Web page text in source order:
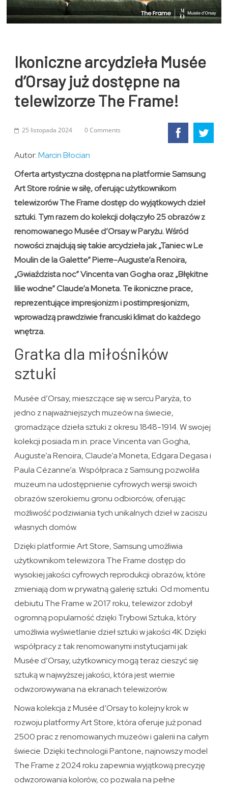
Ikoniczne arcydzieła Musée
d’Orsay już dostępne na
telewizorze The Frame!
25 listopada 2024 0 Comments
Autor:Marcin Błocian
Oferta artystyczna dostępna na platformie Samsung
Art Store rośnie w siłę, oferując użytkownikom
telewizorów The Frame dostęp do wyjątkowych dzieł
sztuki. Tym razem do kolekcji dołączyło 25 obrazów z
renomowanego Musée d’Orsay w Paryżu. Wśród
nowości znajdują się takie arcydzieła jak „Taniec w Le
Moulin de la Galette” Pierre-Auguste’a Renoira,
„Gwiaździsta noc” Vincenta van Gogha oraz „Błękitne
lilie wodne” Claude’a Moneta. Te ikoniczne prace,
reprezentujące impresjonizm i postimpresjonizm,
wprowadzą prawdziwie francuski klimat do każdego
wnętrza.
Gratka dla miłośników
sztuki
Musée d’Orsay, mieszczące się w sercu Paryża, to
jedno z najważniejszych muzeów na świecie,
gromadzące dzieła sztuki z okresu 1848-1914. W swojej
kolekcji posiada m.in. prace Vincenta van Gogha,
Auguste’a Renoira, Claude’a Moneta, Edgara Degasa i
Paula Cézanne’a. Współpraca z Samsung pozwoliła
muzeum na udostępnienie cyfrowych wersji swoich
obrazów szerokiemu gronu odbiorców, oferując
możliwość podziwiania tych unikalnych dzieł w zaciszu
własnych domów.
Dzięki platformie Art Store, Samsung umożliwia
użytkownikom telewizora The Frame dostęp do
wysokiej jakości cyfrowych reprodukcji obrazów, które
zmieniają dom w prywatną galerię sztuki. Od momentu
debiutu The Frame w 2017 roku, telewizor zdobył
ogromną popularność dzięki Trybowi Sztuka, który
umożliwia wyświetlanie dzieł sztuki w jakości 4K. Dzięki
współpracy z tak renomowanymi instytucjami jak
Musée d’Orsay, użytkownicy mogą teraz cieszyć się
sztuką w najwyższej jakości, która jest wiernie
odwzorowywana na ekranach telewizorów.
Nowa kolekcja z Musée d’Orsay to kolejny krok w
rozwoju platformy Art Store, która oferuje już ponad
2500 prac z renomowanych muzeów i galerii na całym
świecie. Dzięki technologii Pantone, najnowszy model
The Frame z 2024 roku zapewnia wyjątkową precyzję
odwzorowania kolorów, co pozwala na pełne